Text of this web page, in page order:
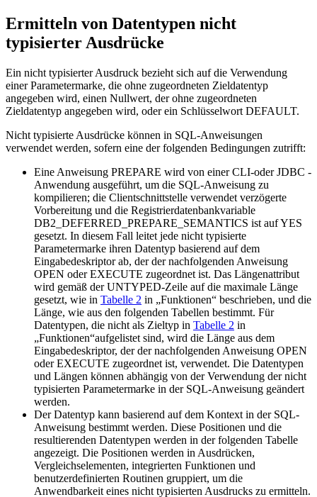
Ermitteln von Datentypen nicht
typisierter Ausdrücke
Ein nicht typisierter Ausdruck bezieht sich auf die Verwendung
einer Parametermarke, die ohne zugeordneten Zieldatentyp
angegeben wird, einen Nullwert, der ohne zugeordneten
Zieldatentyp angegeben wird, oder ein Schlüsselwort DEFAULT.
Nicht typisierte Ausdrücke können in SQL-Anweisungen
verwendet werden, sofern eine der folgenden Bedingungen zutrifft:
Eine Anweisung PREPARE wird von einer CLI-oder JDBC -
Anwendung ausgeführt, um die SQL-Anweisung zu
kompilieren; die Clientschnittstelle verwendet verzögerte
Vorbereitung und die Registrierdatenbankvariable
DB2_DEFERRED_PREPARE_SEMANTICS ist auf YES
gesetzt. In diesem Fall leitet jede nicht typisierte
Parametermarke ihren Datentyp basierend auf dem
Eingabedeskriptor ab, der der nachfolgenden Anweisung
OPEN oder EXECUTE zugeordnet ist. Das Längenattribut
wird gemäß der UNTYPED-Zeile auf die maximale Länge
gesetzt, wie in Tabelle 2 in Funktionen
beschrieben, und die
Länge, wie aus den folgenden Tabellen bestimmt. Für
Datentypen, die nicht als Zieltyp in Tabelle 2 in
Funktionen aufgelistet sind, wird die Länge aus dem
Eingabedeskriptor, der der nachfolgenden Anweisung OPEN
oder EXECUTE zugeordnet ist, verwendet. Die Datentypen
und Längen können abhängig von der Verwendung der nicht
typisierten Parametermarke in der SQL-Anweisung geändert
werden.
Der Datentyp kann basierend auf dem Kontext in der SQL-
Anweisung bestimmt werden. Diese Positionen und die
resultierenden Datentypen werden in der folgenden Tabelle
angezeigt. Die Positionen werden in Ausdrücken,
Vergleichselementen, integrierten Funktionen und
benutzerdefinierten Routinen gruppiert, um die
Anwendbarkeit eines nicht typisierten Ausdrucks zu ermitteln.